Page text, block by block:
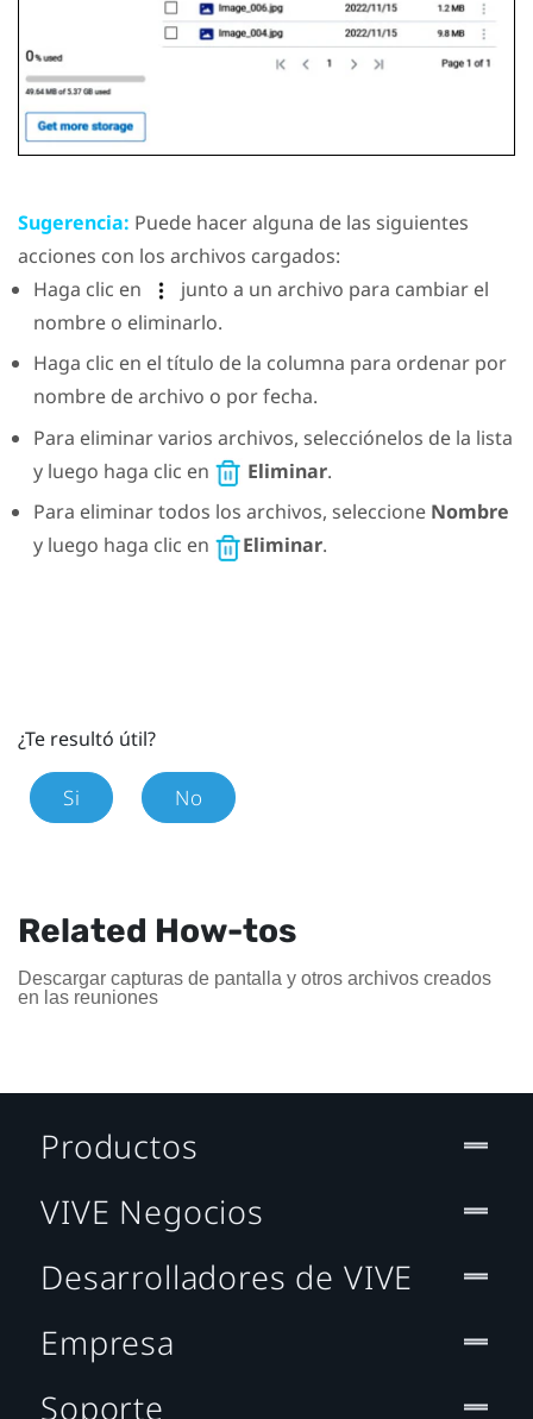
Sugerencia: Puede hacer alguna de las siguientes
acciones con los archivos cargados:
Haga clic en
junto a un archivo para cambiar el
nombre o eliminarlo.
Haga clic en el título de la columna para ordenar por
nombre de archivo o por fecha.
Para eliminar varios archivos, selecciónelos de la lista
y luego haga clic en
Eliminar.
Para eliminar todos los archivos, seleccione Nombre
y luego haga clic en
Eliminar.
¿Te resultó útil?
Si No
Related How-tos
Descargar capturas de pantalla y otros archivos creados
en las reuniones
Productos
VIVE Negocios
Desarrolladores de VIVE
Empresa
Soporte